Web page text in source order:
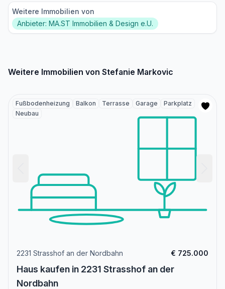
Weitere Immobilien von
Anbieter: MA.ST Immobilien & Design e.U.
Weitere Immobilien von Stefanie Markovic
Fußbodenheizung Balkon Terrasse Garage
Parkplatz
Neubau
2231 Strasshof an der Nordbahn € 725.000
Haus kaufen in 2231 Strasshof an der
Nordbahn